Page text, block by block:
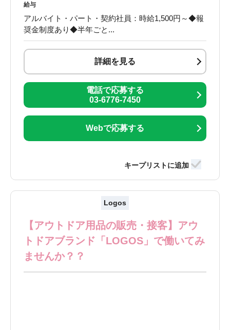
給与
アルバイト・パート・契約社員：時給1,500円～◆報
奨金制度あり◆半年ごと...
詳細を見る
電話で応募する
03-6776-7450
Webで応募する
Logos
【アウトドア用品の販売・接客】アウ
トドアブランド「LOGOS」で働いてみ
ませんか？？